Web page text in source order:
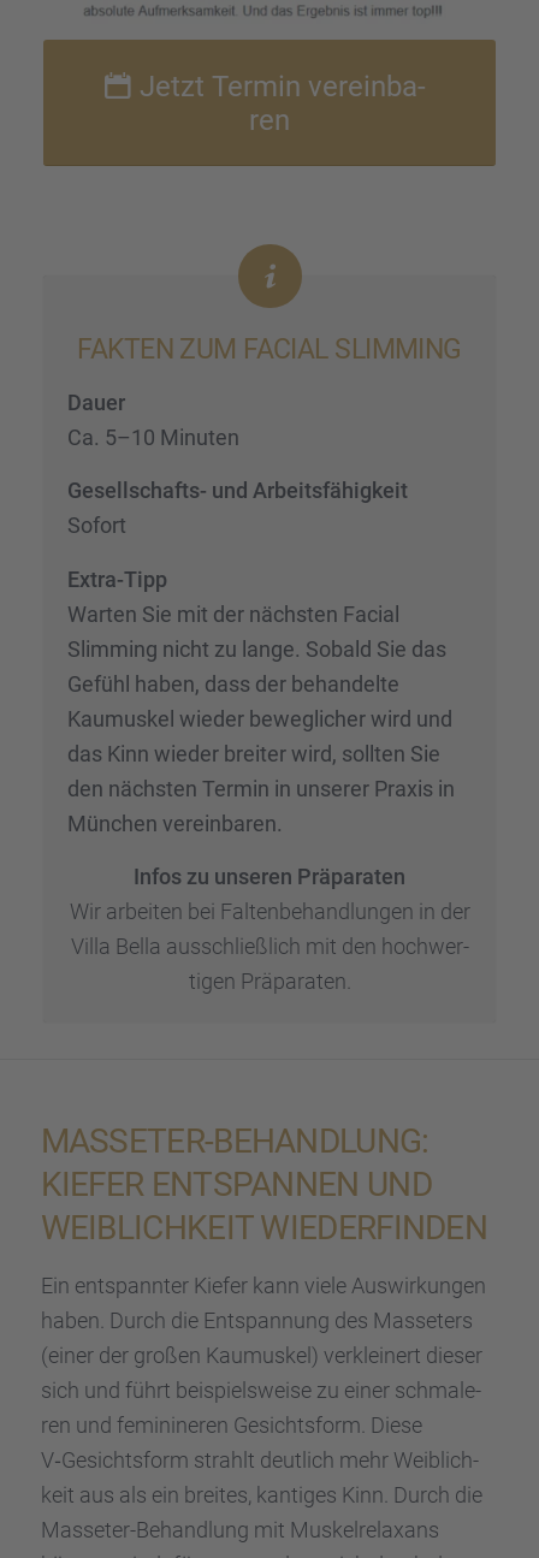
Jetzt Termin verein­ba­
ren
FAKTEN ZUM FACIAL SLIMMING
Dauer
Ca. 5–10 Minuten
Gesell­schafts- und Arbeits­fä­hig­keit
Sofort
Extra-Tipp
Warten Sie mit der nächs­ten Facial
Slimming nicht zu lange. Sobald Sie das
Gefühl haben, dass der behan­delte
Kaumus­kel wieder beweg­li­cher wird und
das Kinn wieder breiter wird, sollten Sie
den nächs­ten Termin in unserer Praxis in
München verein­ba­ren.
Infos zu unseren Präpa­ra­ten
Wir arbei­ten bei Falten­be­hand­lun­gen in der
Villa Bella ausschließ­lich mit den hochwer­
ti­gen Präpa­ra­ten.
MASSE­TER-BEHAND­LUNG:
KIEFER ENTSPAN­NEN UND
WEIBLICH­KEIT WIEDER­FIN­DEN
Ein entspann­ter Kiefer kann viele Auswir­kun­gen
haben. Durch die Entspan­nung des Masse­ters
(einer der großen Kaumus­kel) verklei­nert dieser
sich und führt beispiels­weise zu einer schma­le­
ren und femini­ne­ren Gesichts­form. Diese
V‑Gesichtsform strahlt deutlich mehr Weiblich­
keit aus als ein breites, kanti­ges Kinn. Durch die
Masse­ter-Behand­lung mit Muskel­re­lax­ans